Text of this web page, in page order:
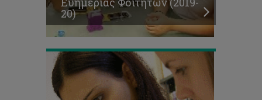
20)
κριτήρια
(2019-
20)